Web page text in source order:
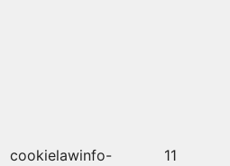
cookielawinfo-
11